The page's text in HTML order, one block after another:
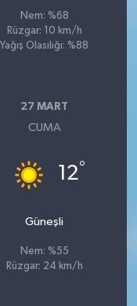
Nem: %68
Rüzgar: 10 km/h
Yağış Olasılığı: %88
27 MART
CUMA
12°
Güneşli
Nem: %55
Rüzgar: 24 km/h